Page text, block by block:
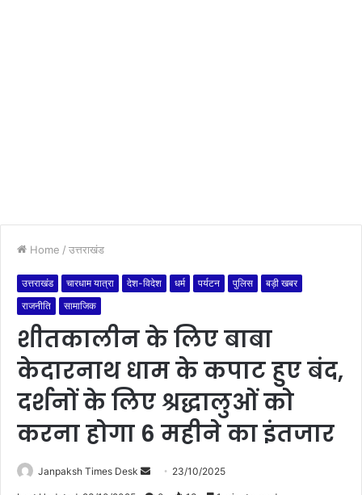
Home / उत्तराखंड
उत्तराखंड चारधाम यात्रा देश-विदेश धर्म पर्यटन पुलिस
बड़ी खबर
राजनीति
सामाजिक
शीतकालीन के लिए बाबा
केदारनाथ धाम के कपाट हुए बंद,
दर्शनों के लिए श्रद्धालुओं को
करना होगा 6 महीने का इंतजार
Janpaksh Times Desk
e
23/10/2025